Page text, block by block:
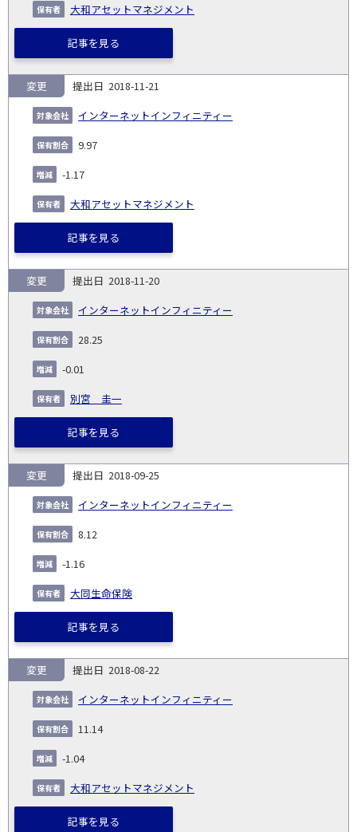
大和アセットマネジメント
記事を見る
2018-11-21
インターネットインフィニティー
変更
9.97
-1.17
大和アセットマネジメント
記事を見る
2018-11-20
インターネットインフィニティー
変更
28.25
-0.01
別宮 圭一
記事を見る
2018-09-25
インターネットインフィニティー
変更
8.12
-1.16
大同生命保険
記事を見る
2018-08-22
インターネットインフィニティー
変更
11.14
-1.04
大和アセットマネジメント
記事を見る